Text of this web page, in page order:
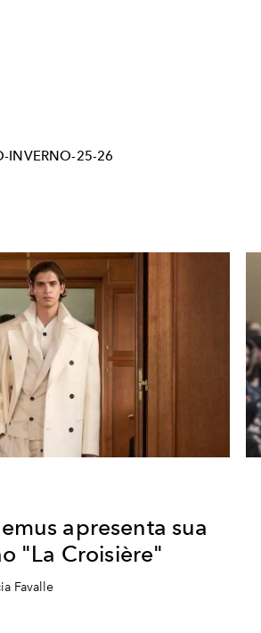
INVERNO-25-26
apresenta sua
"La Croisière"
Favalle